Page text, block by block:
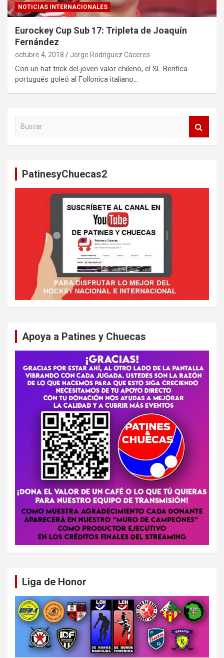
NOTICIAS INTERNACIONALES
Eurockey Cup Sub 17: Tripleta de Joaquín
Fernández
octubre 4, 2018 Jorge Rodríguez Cáceres
Con un hat trick del joven valor chileno, el SL Benfica
portugués goleó al Follonica italiano…
PatinesyChuecas2
Apoya a Patines y Chuecas
Liga de Honor